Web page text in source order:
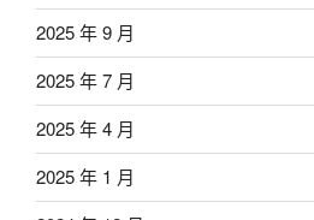
2025 年 9 月
2025 年 7 月
2025 年 4 月
2025 年 1 月